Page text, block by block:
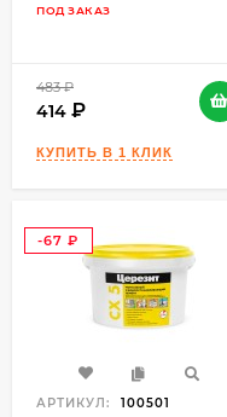
ПОД ЗАКАЗ
483
414
-67
АРТИКУЛ: 100501